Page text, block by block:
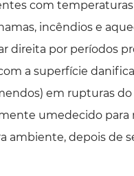
com
incêndios e
direita por períodos
a superfície
em rupturas
umedecido para
ambiente, depois de